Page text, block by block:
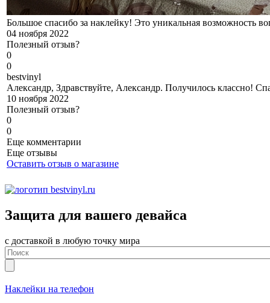
Большое спасибо за наклейку! Это уникальная возможность
04 ноября 2022
Полезный отзыв?
0
0
bestvinyl
Александр, Здравствуйте, Александр. Получилось классно!
10 ноября 2022
Полезный отзыв?
0
0
Еще комментарии
Еще отзывы
Оставить отзыв о магазине
Защита для вашего девайса
с доставкой в любую точку мира
Наклейки на телефон